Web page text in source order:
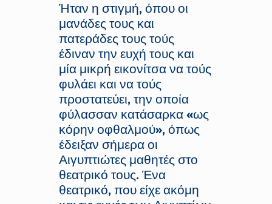
Ήταν η στιγμή, όπου οι
μανάδες τους και
πατεράδες τους τούς
έδιναν την ευχή τους και
μία μικρή εικονίτσα να τούς
φυλάει και να τούς
προστατεύει, την οποία
φύλασσαν κατάσαρκα «ως
κόρην οφθαλμού», όπως
έδειξαν σήμερα οι
Αιγυπτιώτες μαθητές στο
θεατρικό τους. Ένα
θεατρικό, που είχε ακόμη